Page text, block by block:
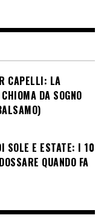
CAPELLI: LA
DA SOGNO
SOLE E ESTATE: I 10
QUANDO FA